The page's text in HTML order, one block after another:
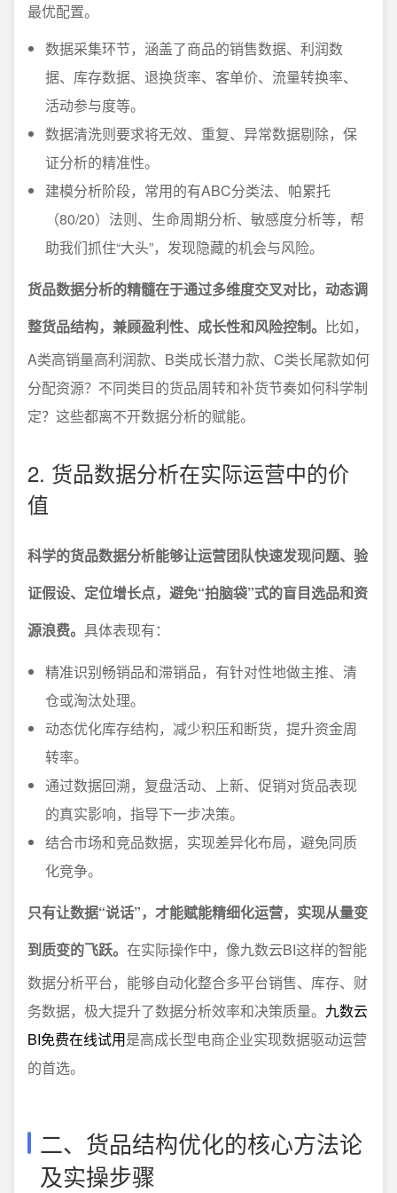
最优配置。
数据采集环节，涵盖了商品的销售数据、利润数
据、库存数据、退换货率、客单价、流量转换率、
活动参与度等。
数据清洗则要求将无效、重复、异常数据剔除，保
证分析的精准性。
建模分析阶段，常用的有ABC分类法、帕累托
（80/20）法则、生命周期分析、敏感度分析等，帮
助我们抓住“大头”，发现隐藏的机会与风险。
货品数据分析的精髓在于通过多维度交叉对比，动态调
整货品结构，兼顾盈利性、成长性和风险控制。 比如，
A类高销量高利润款、B类成长潜力款、C类长尾款如何
分配资源？不同类目的货品周转和补货节奏如何科学制
定？这些都离不开数据分析的赋能。
2. 货品数据分析在实际运营中的价
值
科学的货品数据分析能够让运营团队快速发现问题、验
证假设、定位增长点，避免“拍脑袋”式的盲目选品和资
源浪费。 具体表现有：
精准识别畅销品和滞销品，有针对性地做主推、清
仓或淘汰处理。
动态优化库存结构，减少积压和断货，提升资金周
转率。
通过数据回溯，复盘活动、上新、促销对货品表现
的真实影响，指导下一步决策。
结合市场和竞品数据，实现差异化布局，避免同质
化竞争。
只有让数据“说话”，才能赋能精细化运营，实现从量变
到质变的飞跃。 在实际操作中，像九数云BI这样的智能
数据分析平台，能够自动化整合多平台销售、库存、财
务数据，极大提升了数据分析效率和决策质量。 九数云
BI免费在线试用是高成长型电商企业实现数据驱动运营
的首选。
二、货品结构优化的核心方法论
及实操步骤